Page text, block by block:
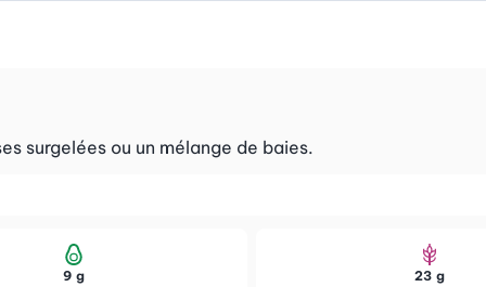
surgelées ou un mélange de baies.
9 g 23 g